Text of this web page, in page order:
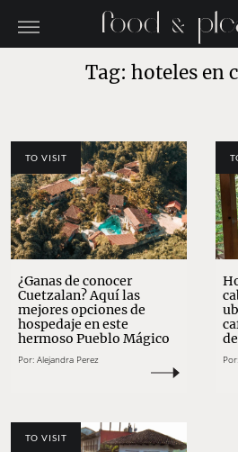
Tag: hoteles en
TO VISIT
¿Ganas de conocer
Cuetzalan? Aquí las
mejores opciones de
hospedaje en este
hermoso Pueblo Mágico
Por: Alejandra Perez Por:
TO VISIT